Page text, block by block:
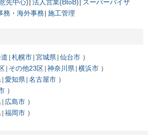
先中心) 法人営業(BtoB)
スーパーバイザ
務・海外事務 施工管理
札幌市 宮城県 仙台市
その他23区 神奈川県 横浜市
愛知県 名古屋市
広島市
福岡市